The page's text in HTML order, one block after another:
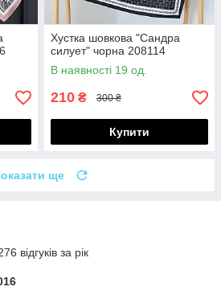
Хустка шовкова "Сандра
силует" чорна 208114
В наявності 19 од.
210 ₴ 300 ₴
Купити
ще
відгуків за рік